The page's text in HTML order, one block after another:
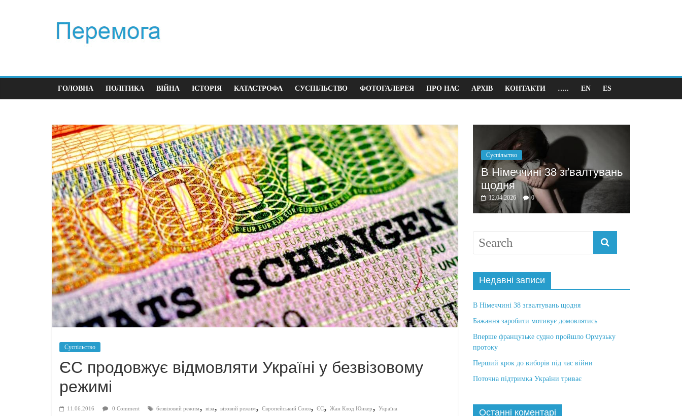
ГОЛОВНА ПОЛІТИКА ВІЙНА ІСТОРІЯ КАТАСТРОФА СУСПІЛЬСТВО ФОТОГАЛЕРЕЯ ПРО НАС АРХІВ КОНТАКТИ ….. EN ES
Суспільство
ЄС продовжує відмовляти Україні у безвізовому
режимі
11.06.2016 0 Comment безвізовий режим, віза, візовий режим, Європейський Союз, ЄС, Жан Клод Юнкер, Україна
Політика
Перший крок до виборів під
час війни
23.12.2025 0
Суспільство
В Німеччині 38 зґвалтувань
щодня
12.04.2026 0
Політика
Бажання заробити мотивує
домовлятись
03.04.2026
Недавні записи
В Німеччині 38 зґвалтувань щодня
Бажання заробити мотивує домовлятись
Вперше французьке судно пройшло Ормузьку
протоку
Перший крок до виборів під час війни
Поточна підтримка України триває
Останні коментарі